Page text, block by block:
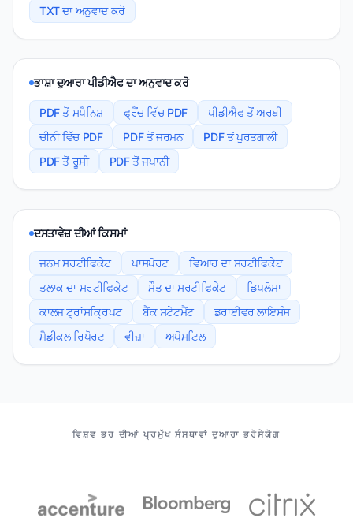
TXT ਦਾ ਅਨੁਵਾਦ ਕਰੋ
ਭਾਸ਼ਾ ਦੁਆਰਾ ਪੀਡੀਐਫ ਦਾ ਅਨੁਵਾਦ ਕਰੋ
PDF ਤੋਂ ਸਪੈਨਿਸ਼ ਫ੍ਰੈਂਚ ਵਿੱਚ PDF
ਪੀਡੀਐਫ ਤੋਂ ਅਰਬੀ
ਚੀਨੀ ਵਿੱਚ PDF
PDF ਤੋਂ ਜਰਮਨ
PDF ਤੋਂ ਪੁਰਤਗਾਲੀ
PDF ਤੋਂ ਰੂਸੀ
PDF ਤੋਂ ਜਪਾਨੀ
ਦਸਤਾਵੇਜ਼ ਦੀਆਂ ਕਿਸਮਾਂ
ਜਨਮ ਸਰਟੀਫਿਕੇਟ ਪਾਸਪੋਰਟ
ਵਿਆਹ ਦਾ ਸਰਟੀਫਿਕੇਟ
ਤਲਾਕ ਦਾ ਸਰਟੀਫਿਕੇਟ
ਮੌਤ ਦਾ ਸਰਟੀਫਿਕੇਟ
ਡਿਪਲੋਮਾ
ਕਾਲਜ ਟ੍ਰਾਂਸਕ੍ਰਿਪਟ
ਬੈਂਕ ਸਟੇਟਮੈਂਟ
ਡਰਾਈਵਰ ਲਾਇਸੰਸ
ਮੈਡੀਕਲ ਰਿਪੋਰਟ
ਵੀਜ਼ਾ ਅਪੋਸਟਿਲ
ਵਿਸ਼ਵ ਭਰ ਦੀਆਂ ਪ੍ਰਮੁੱਖ ਸੰਸਥਾਵਾਂ ਦੁਆਰਾ ਭਰੋਸੇਯੋਗ